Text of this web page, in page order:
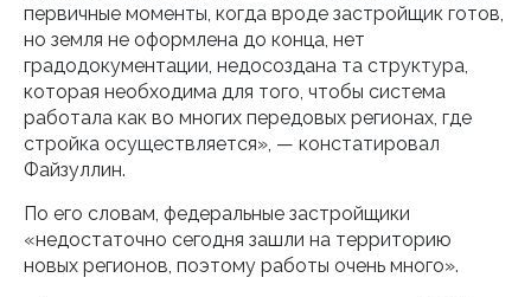
первичные моменты, когда вроде застройщик готов,
но земля не оформлена до конца, нет
градодокументации, недосоздана та структура,
которая необходима для того, чтобы система
работала как во многих передовых регионах, где
стройка осуществляется», — констатировал
Файзуллин.
По его словам, федеральные застройщики
«недостаточно сегодня зашли на территорию
новых регионов, поэтому работы очень много».